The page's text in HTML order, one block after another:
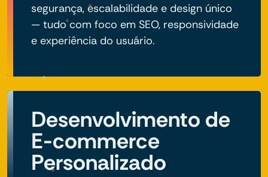
segurança, escalabilidade e design único
— tudo com foco em SEO, responsividade
e experiência do usuário.
Desenvolvimento de
E-commerce
Personalizado